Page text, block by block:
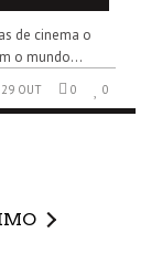
de cinema o
o mundo...
29 OUT 0 0